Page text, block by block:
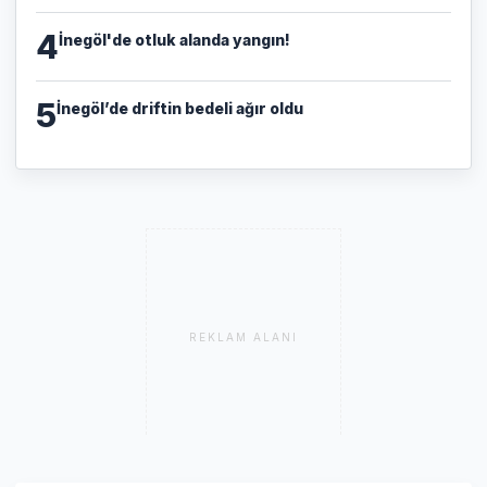
4İnegöl'de otluk alanda yangın!
5İnegöl’de driftin bedeli ağır oldu
REKLAM ALANI